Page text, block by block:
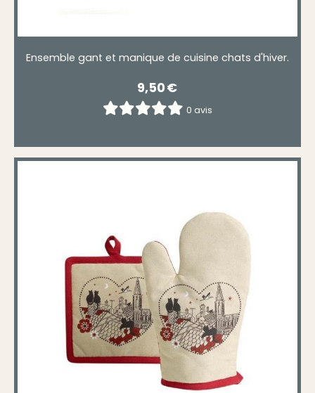
Ensemble gant et manique de cuisine chats d'hiver.
9,50€
0 avis